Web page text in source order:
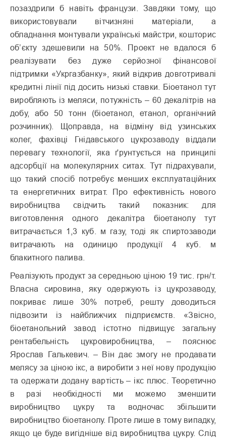
позаздрили б навіть французи. Завдяки тому, що
використовували вітчизняні матеріали, а
обладнання монтували українські майстри, кошторис
об’єкту здешевили на 50%. Проект не вдалося б
реалізувати без дуже серйозної фінансової
підтримки «Укргазбанку», який відкрив довготривалі
кредитні лінії під досить низькі ставки. Біоетанол тут
виробляють із меляси, потужність – 60 декалітрів на
добу, або 50 тонн (біоетанол, етанол, органічний
розчинник). Щоправда, на відміну від узинських
колег, фахівці Гнідавського цукрозаводу віддали
перевагу технології, яка ґрунтується на принципі
адсорбції на молекулярних ситах. Тут підрахували,
що такий спосіб потребує менших експлуатаційних
та енергетичних витрат. Про ефективність нового
виробництва свідчить такий показник: для
виготовлення одного декалітра біоетанолу тут
витрачається 1,3 куб. м газу, тоді як спиртозаводи
витрачають на одиницю продукції 4 куб. м
блакитного палива.
Реалізують продукт за середньою ціною 19 тис. грн/т.
Власна сировина, яку одержують із цукрозаводу,
покриває лише 30% потреб, решту доводиться
підвозити із найближчих підприємств. «Звісно,
біоетанольний завод істотно підвищує загальну
рентабельність цукровиробництва, – пояснює
Ярослав Галькевич. – Він дає змогу не продавати
мелясу за ціною ікс, а виробити з неї нову продукцію
та одержати додану вартість – ікс плюс. Теоретично
в разі необхідності ми можемо зменшити
виробництво цукру та водночас збільшити
виробництво біоетанолу. Проте лише в тому випадку,
якщо це буде вигідніше від виробництва цукру. Слід